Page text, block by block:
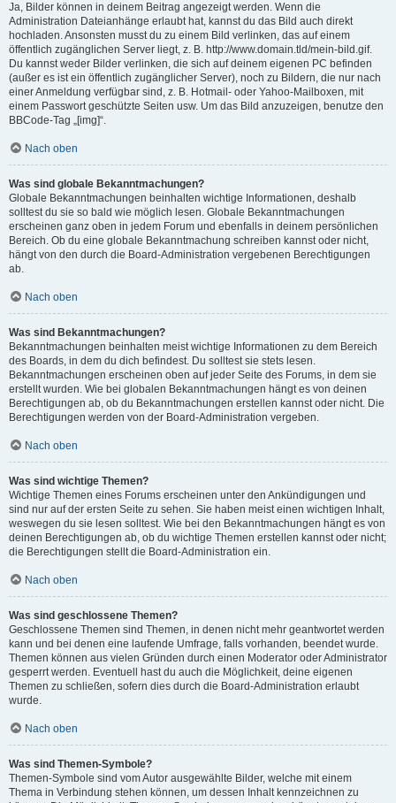
Ja, Bilder können in deinem Beitrag angezeigt werden. Wenn die
Administration Dateianhänge erlaubt hat, kannst du das Bild auch direkt
hochladen. Ansonsten musst du zu einem Bild verlinken, das auf einem
öffentlich zugänglichen Server liegt, z. B. http://www.domain.tld/mein-bild.gif.
Du kannst weder Bilder verlinken, die sich auf deinem eigenen PC befinden
(außer es ist ein öffentlich zugänglicher Server), noch zu Bildern, die nur nach
einer Anmeldung verfügbar sind, z. B. Hotmail- oder Yahoo-Mailboxen, mit
einem Passwort geschützte Seiten usw. Um das Bild anzuzeigen, benutze den
BBCode-Tag „[img]“.
Nach oben
Was sind globale Bekanntmachungen?
Globale Bekanntmachungen beinhalten wichtige Informationen, deshalb
solltest du sie so bald wie möglich lesen. Globale Bekanntmachungen
erscheinen ganz oben in jedem Forum und ebenfalls in deinem persönlichen
Bereich. Ob du eine globale Bekanntmachung schreiben kannst oder nicht,
hängt von den durch die Board-Administration vergebenen Berechtigungen
ab.
Nach oben
Was sind Bekanntmachungen?
Bekanntmachungen beinhalten meist wichtige Informationen zu dem Bereich
des Boards, in dem du dich befindest. Du solltest sie stets lesen.
Bekanntmachungen erscheinen oben auf jeder Seite des Forums, in dem sie
erstellt wurden. Wie bei globalen Bekanntmachungen hängt es von deinen
Berechtigungen ab, ob du Bekanntmachungen erstellen kannst oder nicht. Die
Berechtigungen werden von der Board-Administration vergeben.
Nach oben
Was sind wichtige Themen?
Wichtige Themen eines Forums erscheinen unter den Ankündigungen und
sind nur auf der ersten Seite zu sehen. Sie haben meist einen wichtigen Inhalt,
weswegen du sie lesen solltest. Wie bei den Bekanntmachungen hängt es von
deinen Berechtigungen ab, ob du wichtige Themen erstellen kannst oder nicht;
die Berechtigungen stellt die Board-Administration ein.
Nach oben
Was sind geschlossene Themen?
Geschlossene Themen sind Themen, in denen nicht mehr geantwortet werden
kann und bei denen eine laufende Umfrage, falls vorhanden, beendet wurde.
Themen können aus vielen Gründen durch einen Moderator oder Administrator
gesperrt werden. Eventuell hast du auch die Möglichkeit, deine eigenen
Themen zu schließen, sofern dies durch die Board-Administration erlaubt
wurde.
Nach oben
Was sind Themen-Symbole?
Themen-Symbole sind vom Autor ausgewählte Bilder, welche mit einem
Thema in Verbindung stehen können, um dessen Inhalt kennzeichnen zu